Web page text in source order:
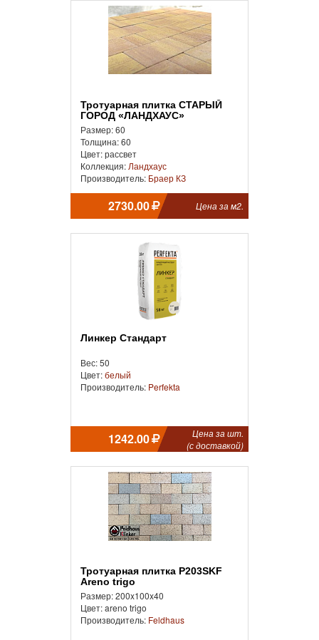
Тротуарная плитка СТАРЫЙ
ГОРОД «ЛАНДХАУС»
Размер: 60
Толщина: 60
Цвет: рассвет
Коллекция: Ландхаус
Производитель: Браер КЗ
2730.00 Цена за м2.
Линкер Стандарт
Вес: 50
Цвет:белый
Производитель: Perfekta
1242.00
Цена за шт.
(с доставкой)
Тротуарная плитка P203SKF
Areno trigo
Размер: 200x100x40
Цвет: areno trigo
Производитель: Feldhaus